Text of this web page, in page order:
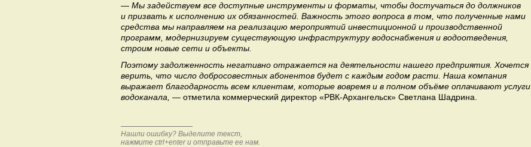
— Мы задействуем все доступные инструменты и форматы, чтобы достучаться до должников
и призвать к исполнению их обязанностей. Важность этого вопроса в том, что полученные нами
средства мы направляем на реализацию мероприятий инвестиционной и производственной
программ, модернизируем существующую инфраструктуру водоснабжения и водоотведения,
строим новые сети и объекты.
Поэтому задолженность негативно отражается на деятельности нашего предприятия. Хочется
верить, что число добросовестных абонентов будет с каждым годом расти. Наша компания
выражает благодарность всем клиентам, которые вовремя и в полном объёме оплачивают услуги
водоканала, — отметила коммерческий директор «РВК-Архангельск» Светлана Шадрина.
Нашли ошибку? Выделите текст,
нажмите ctrl+enter и отправьте ее нам.